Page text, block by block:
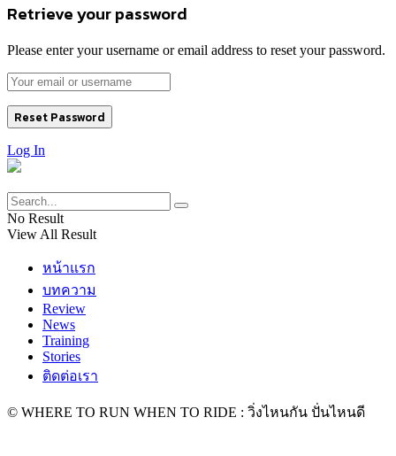
Retrieve your password
Please enter your username or email address to reset your password.
Log In
No Result
View All Result
หน้าแรก
บทความ
Review
News
Training
Stories
ติดต่อเรา
© WHERE TO RUN WHEN TO RIDE : วิ่งไหนกัน ปั่นไหนดี